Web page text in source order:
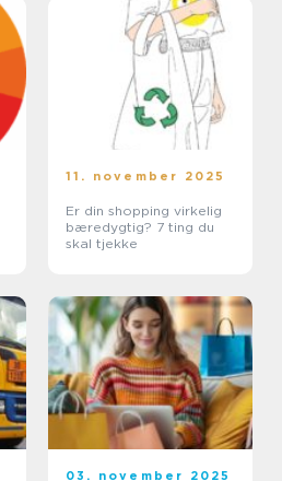
11. november 2025
Er din shopping virkelig
bæredygtig? 7 ting du
skal tjekke
03. november 2025